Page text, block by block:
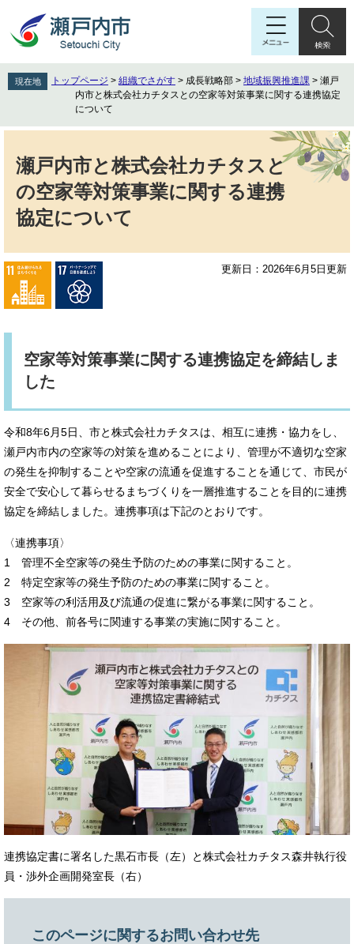
先
頭
す
を
飛
し
現在地 トップページ > 組織でさがす > 成長戦略部 > 地域振興推進課 > 瀬戸
内市と株式会社カチタスとの空家等対策事業に関する連携協定
について
瀬戸内市と株式会社カチタスと
の空家等対策事業に関する連携
協定について
更新日：2026年6月5日更新
空家等対策事業に関する連携協定を締結しま
した
令和8年6月5日、市と株式会社カチタスは、相互に連携・協力をし、
瀬戸内市内の空家等の対策を進めることにより、管理が不適切な空家
の発生を抑制することや空家の流通を促進することを通じて、市民が
安全で安心して暮らせるまちづくりを一層推進することを目的に連携
協定を締結しました。連携事項は下記のとおりです。
〈連携事項〉
1 管理不全空家等の発生予防のための事業に関すること。
2 特定空家等の発生予防のための事業に関すること。
3 空家等の利活用及び流通の促進に繋がる事業に関すること。
4 その他、前各号に関連する事業の実施に関すること。
連携協定書に署名した黒石市長（左）と株式会社カチタス森井執行役
員・渉外企画開発室長（右）
このページに関するお問い合わせ先